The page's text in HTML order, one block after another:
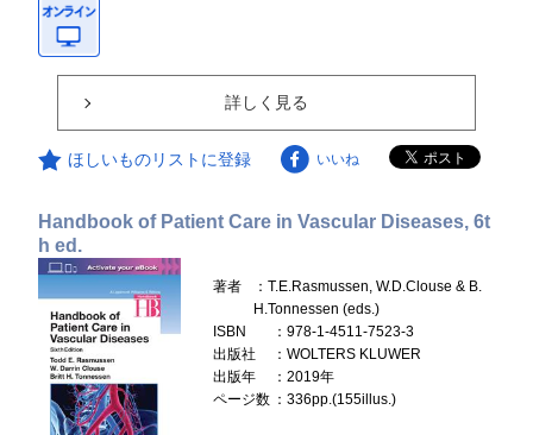
詳しく見る
ほしいものリストに登録 いいね
Handbook of Patient Care in Vascular Diseases, 6t
h ed.
著者
：T.E.Rasmussen, W.D.Clouse & B.
H.Tonnessen (eds.)
ISBN
：978-1-4511-7523-3
出版社
：WOLTERS KLUWER
出版年
：2019年
ページ数 ：336pp.(155illus.)